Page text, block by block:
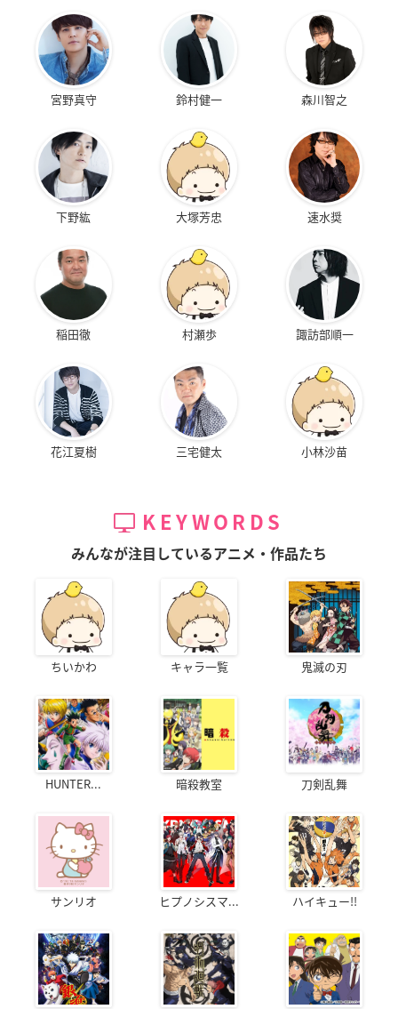
宮野真守 鈴村健一 森川智之
下野紘 大塚芳忠 速水奨
稲田徹 村瀬歩 諏訪部順一
花江夏樹 三宅健太 小林沙苗
KEYWORDS
みんなが注目しているアニメ・作品たち
ちいかわ キャラ一覧 鬼滅の刃
HUNTER... 暗殺教室 刀剣乱舞
サンリオ ヒプノシスマ... ハイキュー!!